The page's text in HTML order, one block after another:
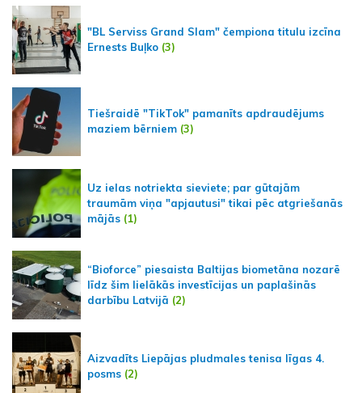
"BL Serviss Grand Slam" čempiona titulu izcīna
Ernests Buļko (3)
Tiešraidē "TikTok" pamanīts apdraudējums
maziem bērniem (3)
Uz ielas notriekta sieviete; par gūtajām
traumām viņa "apjautusi" tikai pēc atgriešanās
mājās (1)
“Bioforce” piesaista Baltijas biometāna nozarē
līdz šim lielākās investīcijas un paplašinās
darbību Latvijā (2)
Aizvadīts Liepājas pludmales tenisa līgas 4.
posms (2)